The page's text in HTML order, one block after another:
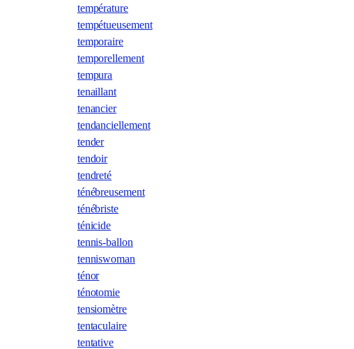
température
tempétueusement
temporaire
temporellement
tempura
tenaillant
tenancier
tendanciellement
tender
tendoir
tendreté
ténébreusement
ténébriste
ténicide
tennis-ballon
tenniswoman
ténor
ténotomie
tensiomètre
tentaculaire
tentative